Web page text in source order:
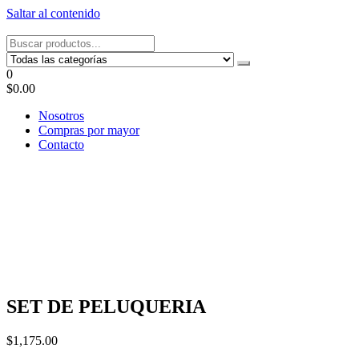
Saltar al contenido
Tel: 22087679 – Cel: 097 822122 – Joaquín Requena 2459
0
$0.00
Nosotros
Compras por mayor
Contacto
SET DE PELUQUERIA
$1,175.00